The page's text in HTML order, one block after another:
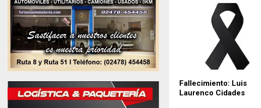
Fallecimiento: Luis
Laurenco Cidades